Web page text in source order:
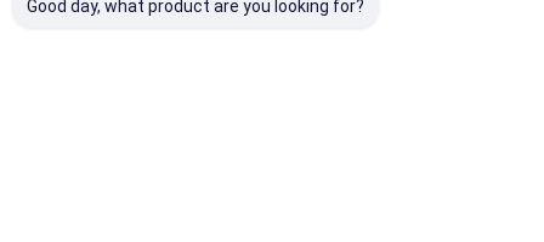
Good day, what product are you looking for?